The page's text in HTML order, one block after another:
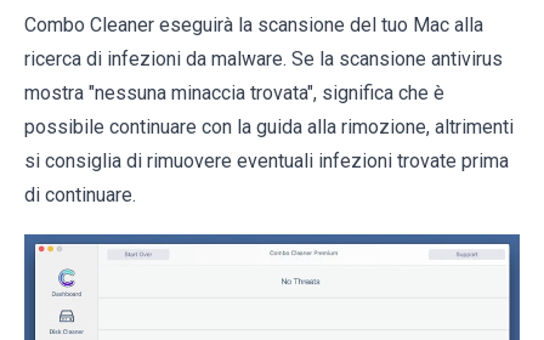
Combo Cleaner eseguirà la scansione del tuo Mac alla
ricerca di infezioni da malware. Se la scansione antivirus
mostra "nessuna minaccia trovata", significa che è
possibile continuare con la guida alla rimozione, altrimenti
si consiglia di rimuovere eventuali infezioni trovate prima
di continuare.